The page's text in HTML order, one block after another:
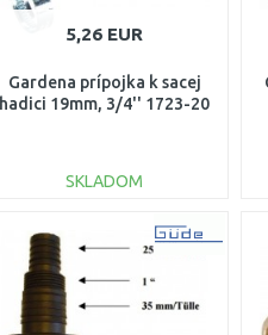
5,26 EUR
Gardena prípojka k sacej
hadici 19mm, 3/4'' 1723-20
SKLADOM
DO KOŠÍKA
Porovnať